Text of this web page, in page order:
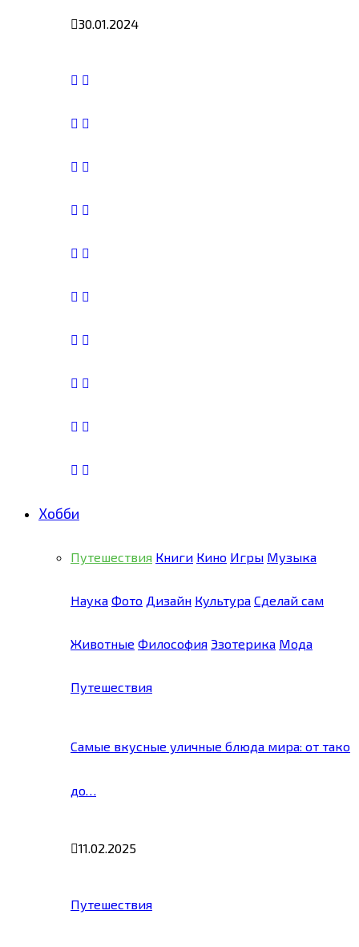
30.01.2024
Хобби
Путешествия Книги Кино Игры Музыка
Наука Фото Дизайн Культура Сделай сам
Животные Философия Эзотерика Мода
Путешествия
Самые вкусные уличные блюда мира: от тако
до…
11.02.2025
Путешествия